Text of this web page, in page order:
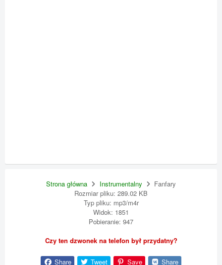
Strona główna Instrumentalny
Fanfary
Rozmiar pliku: 289.02 KB
Typ pliku: mp3/m4r
Widok: 1851
Pobieranie: 947
Czy ten dzwonek na telefon był przydatny?
Share Tweet Save Share